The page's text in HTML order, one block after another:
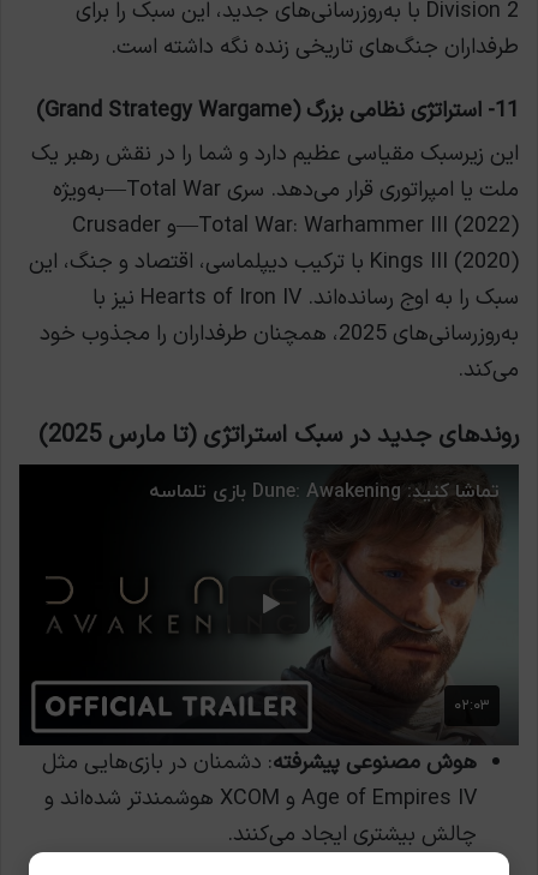
Division 2 با به‌روزرسانی‌های جدید، این سبک را برای
طرفداران جنگ‌های تاریخی زنده نگه داشته است.
11- استراتژی نظامی بزرگ (Grand Strategy Wargame)
این زیرسبک مقیاسی عظیم دارد و شما را در نقش رهبر یک
ملت یا امپراتوری قرار می‌دهد. سری Total War—به‌ویژه
Total War: Warhammer III (2022)—و Crusader
Kings III (2020) با ترکیب دیپلماسی، اقتصاد و جنگ، این
سبک را به اوج رسانده‌اند. Hearts of Iron IV نیز با
به‌روزرسانی‌های 2025، همچنان طرفداران را مجذوب خود
می‌کند.
روندهای جدید در سبک استراتژی (تا مارس 2025)
هوش مصنوعی پیشرفته: دشمنان در بازی‌هایی مثل
Age of Empires IV و XCOM هوشمندتر شده‌اند و
چالش بیشتری ایجاد می‌کنند.